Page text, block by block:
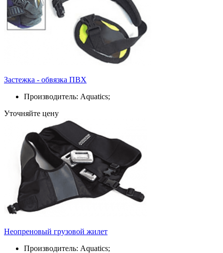
Застежка - обвязка ПВХ
Производитель: Aquatics;
Уточняйте цену
Неопреновый грузовой жилет
Производитель: Aquatics;